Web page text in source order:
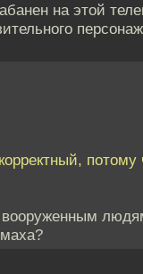
на этой
потому